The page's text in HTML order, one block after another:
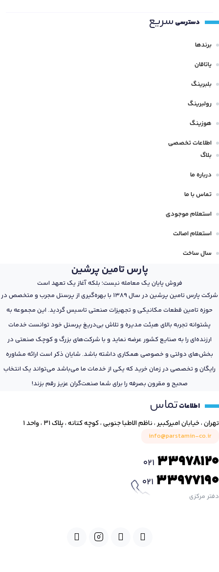
دسترسی سریع
برندها
یاتاقان
بلبرینگ
رولبرینگ
هوزینگ
اطلاعات تخصصی
بلاگ
درباره ما
تماس با ما
استعلام موجودی
استعلام اصالت
سال ساخت
پارس تامین پرشین
فروش پایان یک معامله نیست؛ بلکه آغاز یک تعهد است
شرکت پارس تامین پرشین در سال 1389 با بهره‌گیری از پرسنل مجرب و متخصص در
حوزه تامین قطعات مکانیکی و تجهیزات صنعتی تاسیس گردید. این مجموعه به
پشتوانه تجربه بالای هیئت مدیره و تلاش بی‌دریغ پرسنل خود توانست خدمات
ارزنده‌ای را به صنایع کشور عرضه نماید و با شرکت‌های بزرگ و کوچک صنعتی در
بخش‌های دولتی و خصوصی همکاری داشته باشد. شایان ذکر است ارائه مشاوره
رایگان و تخصصی در زمان خرید که یکی از خدمات ما می‌باشد می‌تواند یک انتخاب
صحیح و مقرون بصرفه را برای شما صنعت‌گران عزیز رقم بزند!
اطلاعاتتماس
تهران ، خیابان امیرکبیر ، ناظم الاطبا جنوبی ، کوچه کتانه ، پلاک ۳۱ ، واحد ۱
info@parstamin-co.ir
021 33978120
021 33977190
دفتر مرکزی